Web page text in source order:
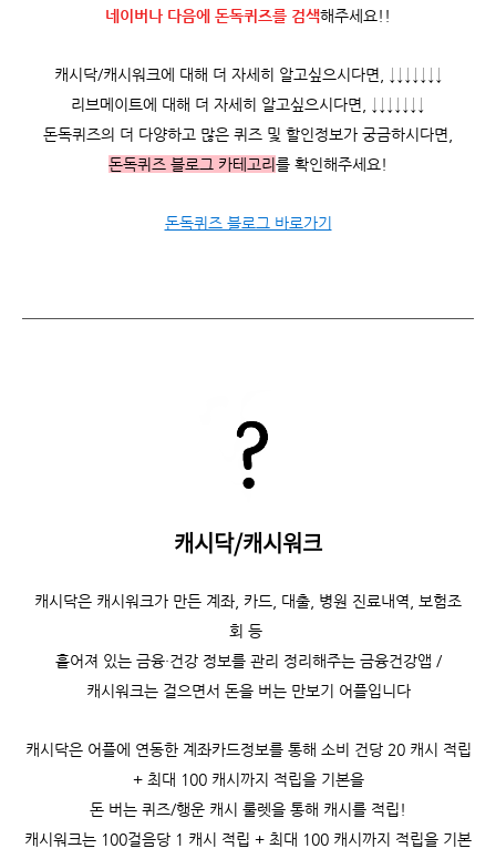
네이버나 다음에 돈독퀴즈를 검색해주세요!!
캐시닥/캐시워크에 대해 더 자세히 알고싶으시다면, ↓↓↓↓↓↓↓
리브메이트에 대해 더 자세히 알고싶으시다면, ↓↓↓↓↓↓↓
돈독퀴즈의 더 다양하고 많은 퀴즈 및 할인정보가 궁금하시다면,
돈독퀴즈 블로그 카테고리를 확인해주세요!
돈독퀴즈 블로그 바로가기
캐시닥/캐시워크
캐시닥은 캐시워크가 만든 계좌, 카드, 대출, 병원 진료내역, 보험조
회 등
흩어져 있는 금융·건강 정보를 관리 정리해주는 금융건강앱 /
캐시워크는 걸으면서 돈을 버는 만보기 어플입니다
캐시닥은 어플에 연동한 계좌카드정보를 통해 소비 건당 20 캐시 적립
+ 최대 100 캐시까지 적립을 기본을
돈 버는 퀴즈/행운 캐시 룰렛을 통해 캐시를 적립!
캐시워크는 100걸음당 1 캐시 적립 + 최대 100 캐시까지 적립을 기본